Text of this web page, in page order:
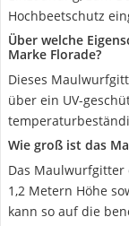
Hochbeetschutz
Über welche
Marke Florade?
Dieses
über ein UV-
Wie groß ist das
Das Maulwurfgitter
1,2 Metern Höhe
kann so auf die